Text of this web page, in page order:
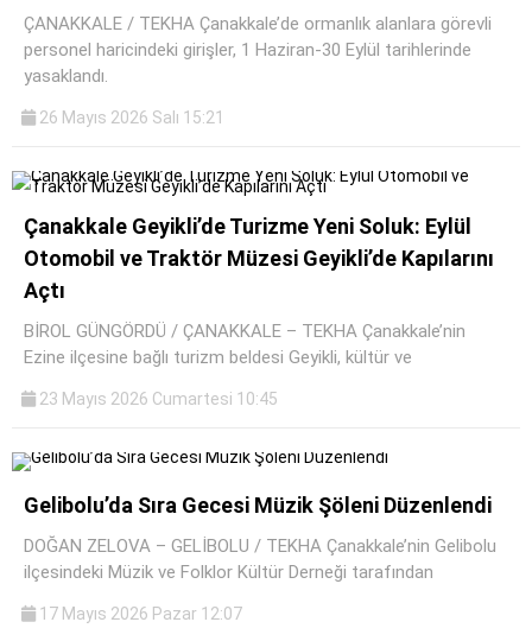
ÇANAKKALE / TEKHA Çanakkale’de ormanlık alanlara görevli
personel haricindeki girişler, 1 Haziran-30 Eylül tarihlerinde
yasaklandı.
26 Mayıs 2026 Salı 15:21
Çanakkale Geyikli’de Turizme Yeni Soluk: Eylül
Otomobil ve Traktör Müzesi Geyikli’de Kapılarını
Açtı
BİROL GÜNGÖRDÜ / ÇANAKKALE – TEKHA Çanakkale’nin
Ezine ilçesine bağlı turizm beldesi Geyikli, kültür ve
23 Mayıs 2026 Cumartesi 10:45
Gelibolu’da Sıra Gecesi Müzik Şöleni Düzenlendi
DOĞAN ZELOVA – GELİBOLU / TEKHA Çanakkale’nin Gelibolu
ilçesindeki Müzik ve Folklor Kültür Derneği tarafından
17 Mayıs 2026 Pazar 12:07